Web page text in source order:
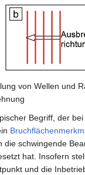
von Wellen und
Begriff, der
die schwingende
hat. Insofern
und die